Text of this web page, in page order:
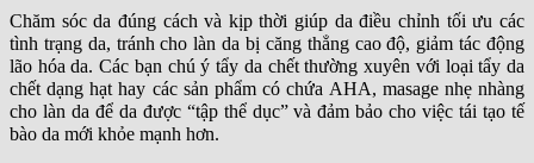
Chăm sóc da đúng cách và kịp thời giúp da điều chỉnh tối ưu các
tình trạng da, tránh cho làn da bị căng thẳng cao độ, giảm tác động
lão hóa da. Các bạn chú ý tẩy da chết thường xuyên với loại tẩy da
chết dạng hạt hay các sản phẩm có chứa AHA, masage nhẹ nhàng
cho làn da để da được “tập thể dục” và đảm bảo cho việc tái tạo tế
bào da mới khỏe mạnh hơn.